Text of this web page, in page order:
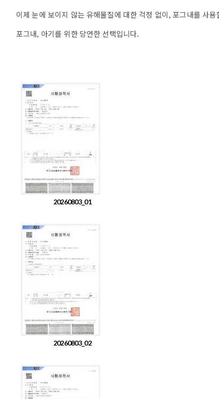
이제 눈에 보이지 않는 유해물질에 대한 걱정 없이, 포그내를 사
포그내, 아기를 위한 당연한 선택입니다.
20260803_01
20260803_02